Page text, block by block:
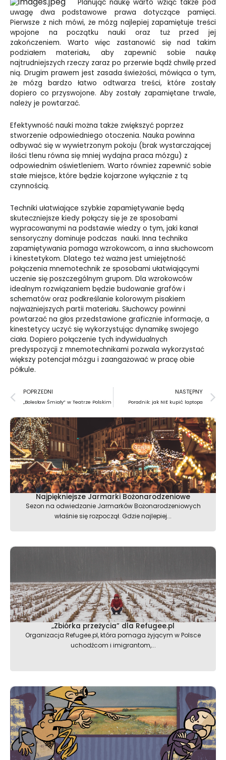
Planując naukę warto wziąć także pod
uwagę dwa podstawowe prawa dotyczące pamięci.
Pierwsze z nich mówi, że mózg najlepiej zapamiętuje treści
wpojone na początku nauki oraz tuż przed jej
zakończeniem. Warto więc zastanowić się nad takim
podziałem materiału, aby zapewnić sobie naukę
najtrudniejszych rzeczy zaraz po przerwie bądź chwilę przed
nią. Drugim prawem jest zasada świeżości, mówiąca o tym,
że mózg bardzo łatwo odtwarza treści, które zostały
dopiero co przyswojone. Aby zostały zapamiętane trwale,
należy je powtarzać.
Efektywność nauki można także zwiększyć poprzez
stworzenie odpowiedniego otoczenia. Nauka powinna
odbywać się w wywietrzonym pokoju (brak wystarczającej
ilości tlenu równa się mniej wydajna praca mózgu) z
odpowiednim oświetleniem. Warto również zapewnić sobie
stałe miejsce, które będzie kojarzone wyłącznie z tą
czynnością.
Techniki ułatwiające szybkie zapamiętywanie będą
skuteczniejsze kiedy połączy się je ze sposobami
wypracowanymi na podstawie wiedzy o tym, jaki kanał
sensoryczny dominuje podczas nauki. Inna technika
zapamiętywania pomaga wzrokowcom, a inna słuchowcom
i kinestetykom. Dlatego też ważna jest umiejętność
połączenia mnemotechnik ze sposobami ułatwiającymi
uczenie się poszczególnym grupom. Dla wzrokowców
idealnym rozwiązaniem będzie budowanie grafów i
schematów oraz podkreślanie kolorowym pisakiem
najważniejszych partii materiału. Słuchowcy powinni
powtarzać na głos przedstawione graficznie informacje, a
kinestetycy uczyć się wykorzystując dynamikę swojego
ciała. Dopiero połączenie tych indywidualnych
predyspozycji z mnemotechnikami pozwala wykorzystać
większy potencjał mózgu i zaangażować w pracę obie
półkule.
Prev
POPRZEDNI
„Bolesław Śmiały” w Teatrze Polskim
NASTĘPNY
Poradnik: jak NIE kupić laptopa
Najpiękniejsze Jarmarki Bożonarodzeniowe
Sezon na odwiedzanie Jarmarków Bożonarodzeniowych
właśnie się rozpoczął. Gdzie najlepiej...
„Zbiórka przeżycia” dla Refugee.pl
Organizacja Refugee.pl, która pomaga żyjącym w Polsce
uchodźcom i imigrantom,...